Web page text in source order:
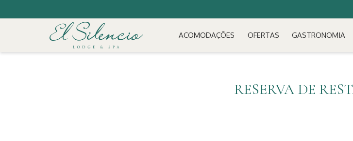
ACOMODAÇÕES OFERTAS GASTRONOMIA
RESERVA DE